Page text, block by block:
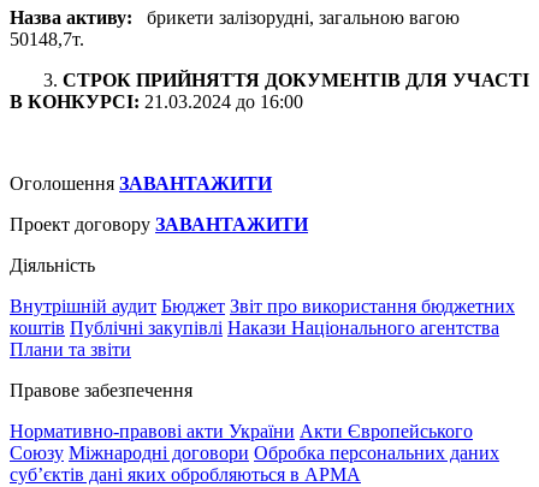
Назва активу:
брикети залізорудні, загальною вагою
50148,7т.
3. СТРОК ПРИЙНЯТТЯ ДОКУМЕНТІВ ДЛЯ УЧАСТІ
В КОНКУРСІ: 21.03.2024 до 16:00
Оголошення ЗАВАНТАЖИТИ
Проект договору ЗАВАНТАЖИТИ
Діяльність
Внутрішній аудит Бюджет Звіт про використання бюджетних
коштів Публічні закупівлі Накази Національного агентства
Плани та звіти
Правове забезпечення
Нормативно-правові акти України Акти Європейського
Союзу Міжнародні договори Обробка персональних даних
субʼєктів дані яких обробляються в АРМА